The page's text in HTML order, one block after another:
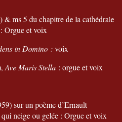
ms 5 du chapitre de la cathédrale
Orgue et voix
in Domino : voix
Ave Maris Stella : orgue et voix
sur un poème d’Ernault
qui neige ou gelée : Orgue et voix